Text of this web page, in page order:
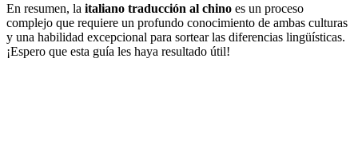
En resumen, la italiano traducción al chino es un proceso
complejo que requiere un profundo conocimiento de ambas culturas
y una habilidad excepcional para sortear las diferencias lingüísticas.
¡Espero que esta guía les haya resultado útil!